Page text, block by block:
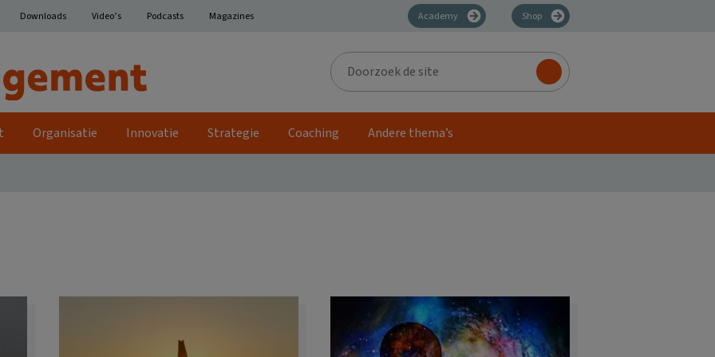
Downloads Video’s Podcasts Magazines Academy Shop
Doorzoek
de
site
Organisatie Innovatie Strategie Coaching Andere thema’s